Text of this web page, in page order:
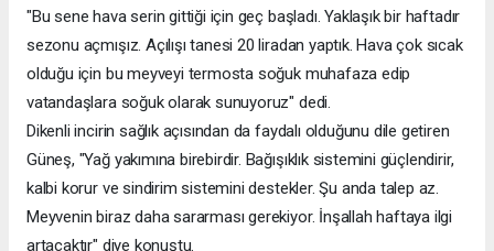
"Bu sene hava serin gittiği için geç başladı. Yaklaşık bir haftadır
sezonu açmışız. Açılışı tanesi 20 liradan yaptık. Hava çok sıcak
olduğu için bu meyveyi termosta soğuk muhafaza edip
vatandaşlara soğuk olarak sunuyoruz" dedi.
Dikenli incirin sağlık açısından da faydalı olduğunu dile getiren
Güneş, "Yağ yakımına birebirdir. Bağışıklık sistemini güçlendirir,
kalbi korur ve sindirim sistemini destekler. Şu anda talep az.
Meyvenin biraz daha sararması gerekiyor. İnşallah haftaya ilgi
artacaktır" diye konuştu.